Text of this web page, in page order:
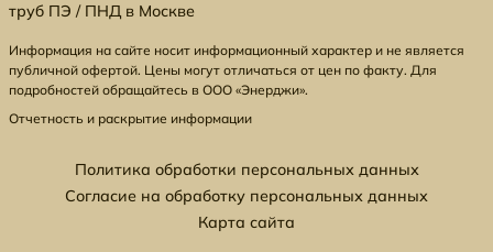
труб ПЭ / ПНД в Москве
Информация на сайте носит информационный характер и не является
публичной офертой. Цены могут отличаться от цен по факту. Для
подробностей обращайтесь в ООО «Энерджи».
Отчетность и раскрытие информации
Политика обработки персональных данных
Согласие на обработку персональных данных
Карта сайта